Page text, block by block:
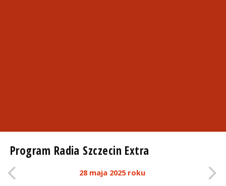
Program Radia Szczecin Extra
28 maja 2025 roku